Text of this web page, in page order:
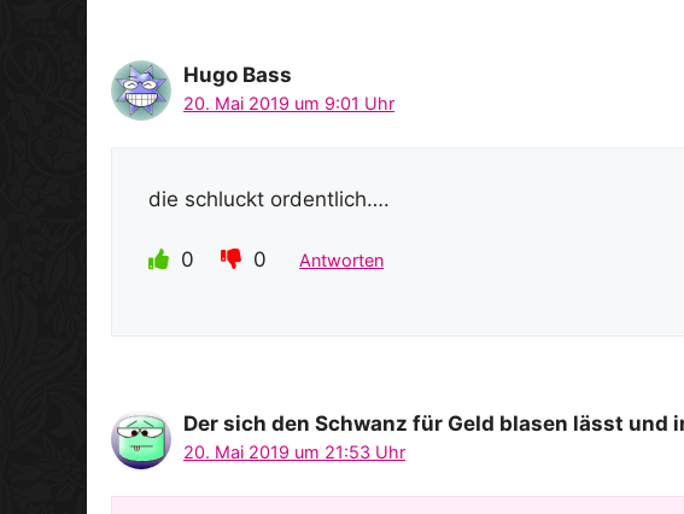
Hugo Bass
20. Mai 2019 um 9:01 Uhr
die schluckt ordentlich….
0 0 Antworten
Der sich den Schwanz für GeId bIasen lässt und
20. Mai 2019 um 21:53 Uhr